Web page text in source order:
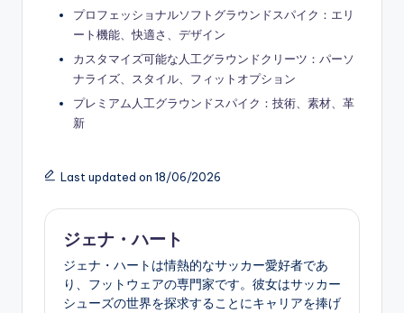
プロフェッショナルソフトグラウンドスパイク：エリ
ート機能、快適さ、デザイン
カスタマイズ可能な人工グラウンドクリーツ：パーソ
ナライズ、スタイル、フィットオプション
プレミアム人工グラウンドスパイク：技術、素材、革
新
Last updated on 18/06/2026
ジェナ・ハート
ジェナ・ハートは情熱的なサッカー愛好者であ
り、フットウェアの専門家です。彼女はサッカー
シューズの世界を探求することにキャリアを捧げ